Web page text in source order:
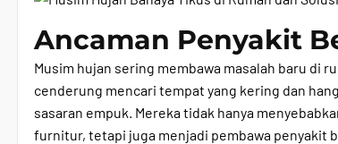
Ancaman Penyakit
Musim hujan sering membawa masalah baru di
cenderung mencari tempat yang kering dan
sasaran empuk. Mereka tidak hanya
furnitur, tetapi juga menjadi pembawa penyakit